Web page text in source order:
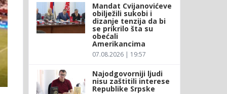
Mandat Cvijanovićeve
obilježili sukobi i
dizanje tenzija da bi
se prikrilo šta su
obećali
Amerikancima
07.08.2026 | 19:57
Najodgovorniji ljudi
nisu zaštitili interese
Republike Srpske